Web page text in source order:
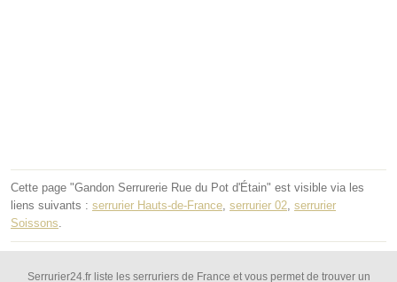
Cette page "Gandon Serrurerie Rue du Pot d'Étain" est visible via les
liens suivants : serrurier Hauts-de-France, serrurier 02, serrurier
Soissons.
Serrurier24.fr liste les serruriers de France et vous permet de trouver un